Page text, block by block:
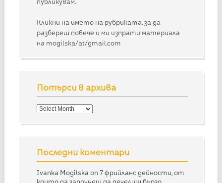
Кликни на името на рубриката, за да
разбереш повече и ми изпрати материала
на mogilska/at/gmail.com
Потърси в архива
Потърси
Последни коментари
Ivanka Mogilska on7 фрийланс дейности, от
които да започнеш да печелиш бързо